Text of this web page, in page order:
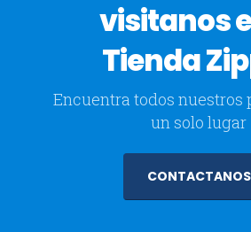
visitanos
Tienda
Encuentra todos nuestros
un solo lugar
CONTACTANOS